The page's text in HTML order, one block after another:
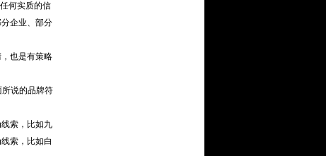
何实质的信
企业、部分
也是有策略
说的品牌符
索，比如九
索，比如白